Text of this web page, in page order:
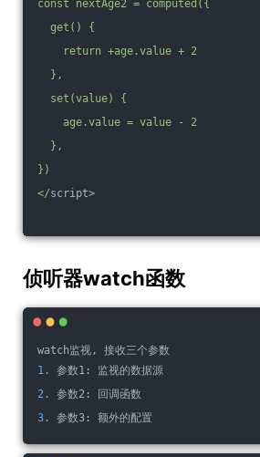
const nextAge2 = computed({
get() {
return +age.value + 2
},
set(value) {
age.value = value - 2
},
})
</script>
侦听器watch函数
watch监视, 接收三个参数
1. 参数1: 监视的数据源
2. 参数2: 回调函数
3. 参数3: 额外的配置